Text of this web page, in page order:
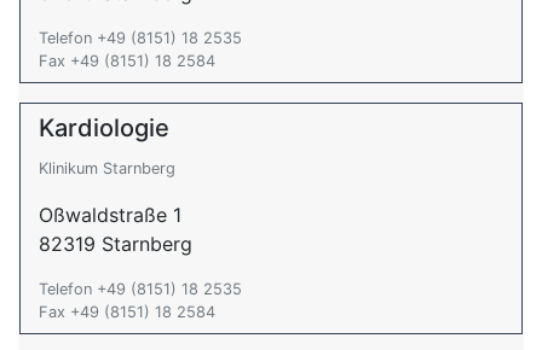
Telefon +49 (8151) 18 2535
Fax +49 (8151) 18 2584
Kardiologie
Klinikum Starnberg
Oßwaldstraße 1
82319 Starnberg
Telefon +49 (8151) 18 2535
Fax +49 (8151) 18 2584